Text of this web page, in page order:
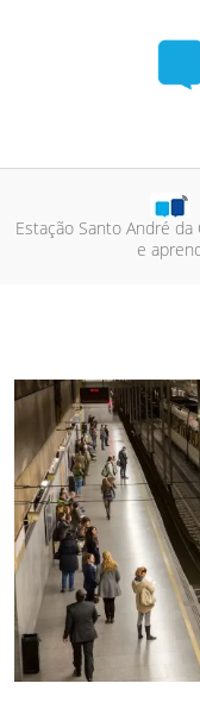
Estação Santo André
e